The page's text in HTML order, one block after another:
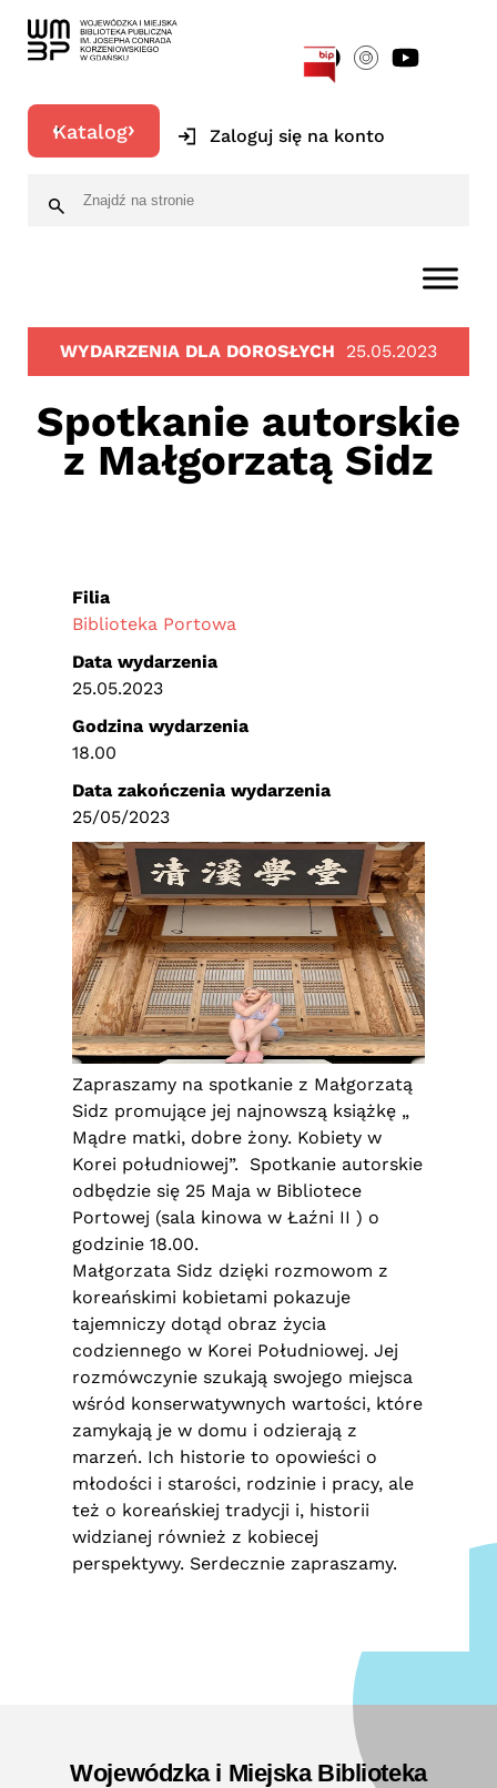
Katalog Zaloguj się na konto
WYDARZENIA DLA DOROSŁYCH 25.05.2023
Spotkanie autorskie
z Małgorzatą Sidz
Zapraszamy na spotkanie z Małgorzatą
Sidz promujące jej najnowszą książkę „
Mądre matki, dobre żony. Kobiety w
Korei południowej”. Spotkanie autorskie
odbędzie się 25 Maja w Bibliotece
Portowej (sala kinowa w Łaźni II ) o
godzinie 18.00.
Małgorzata Sidz dzięki rozmowom z
koreańskimi kobietami pokazuje
tajemniczy dotąd obraz życia
codziennego w Korei Południowej. Jej
rozmówczynie szukają swojego miejsca
wśród konserwatywnych wartości, które
zamykają je w domu i odzierają z
marzeń. Ich historie to opowieści o
młodości i starości, rodzinie i pracy, ale
też o koreańskiej tradycji i, historii
widzianej również z kobiecej
perspektywy. Serdecznie zapraszamy.
Filia
Biblioteka Portowa
Data wydarzenia
25.05.2023
Godzina wydarzenia
18.00
Data zakończenia wydarzenia
25/05/2023
Wojewódzka i Miejska Biblioteka